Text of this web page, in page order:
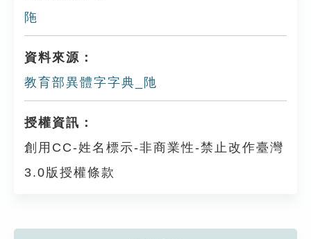
陁
資料來源：
教育部異體字字典_阤
授權資訊：
創用CC-姓名標示-非商業性-禁止改作臺灣
3.0版授權條款